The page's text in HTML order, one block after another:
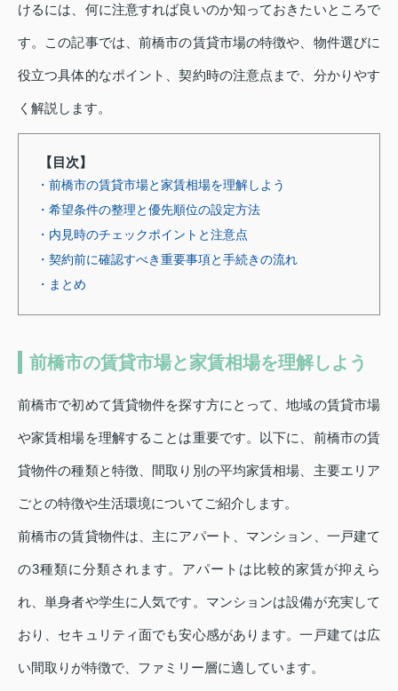
けるには、何に注意すれば良いのか知っておきたいところで
す。この記事では、前橋市の賃貸市場の特徴や、物件選びに
役立つ具体的なポイント、契約時の注意点まで、分かりやす
く解説します。
【目次】
・前橋市の賃貸市場と家賃相場を理解しよう
・希望条件の整理と優先順位の設定方法
・内見時のチェックポイントと注意点
・契約前に確認すべき重要事項と手続きの流れ
・まとめ
前橋市の賃貸市場と家賃相場を理解しよう
前橋市で初めて賃貸物件を探す方にとって、地域の賃貸市場
や家賃相場を理解することは重要です。以下に、前橋市の賃
貸物件の種類と特徴、間取り別の平均家賃相場、主要エリア
ごとの特徴や生活環境についてご紹介します。
前橋市の賃貸物件は、主にアパート、マンション、一戸建て
の3種類に分類されます。アパートは比較的家賃が抑えら
れ、単身者や学生に人気です。マンションは設備が充実して
おり、セキュリティ面でも安心感があります。一戸建ては広
い間取りが特徴で、ファミリー層に適しています。